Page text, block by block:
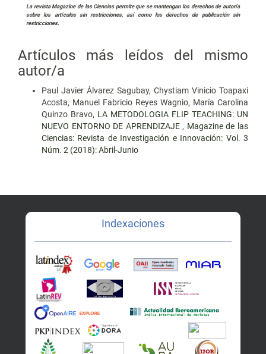
La revista Magazine de las Ciencias permite que se mantengan los derechos de autoría
sobre los artículos sin restricciones, así como los derechos de publicación sin
restricciones.
Artículos más leídos del mismo
autor/a
Paul Javier Álvarez Sagubay, Chystiam Vinicio Toapaxi
Acosta, Manuel Fabricio Reyes Wagnio, María Carolina
Quinzo Bravo, LA METODOLOGIA FLIP TEACHING: UN
NUEVO ENTORNO DE APRENDIZAJE , Magazine de las
Ciencias: Revista de Investigación e Innovación: Vol. 3
Núm. 2 (2018): Abril-Junio
Indexaciones